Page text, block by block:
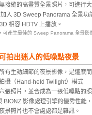
接縫的高畫質全景照片，可進行
入 3D Sweep Panorama 全景功
相容 HDTV 上播放。
可產生最佳的 Sweep Panorama 全景影
拍出迷人的低噪點夜景
有生動細節的夜景影像，是這麼簡
攝（Hand-held Twilight）模式
張照片，並合成為一張低噪點的照
BIONZ 影像處理引擎的優秀性能，
景照片也不會處處都是雜訊。